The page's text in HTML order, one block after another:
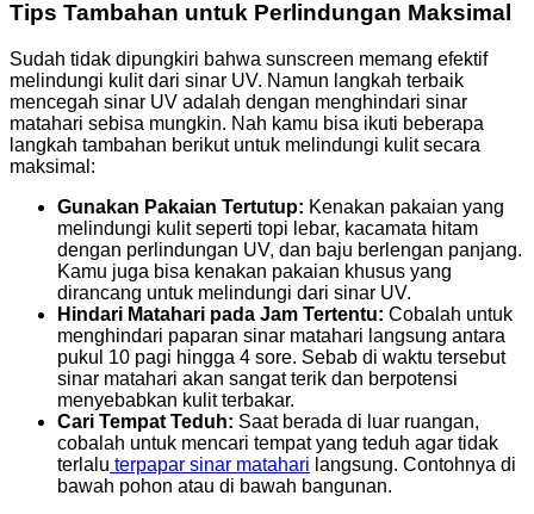
Tips Tambahan untuk Perlindungan Maksimal
Sudah tidak dipungkiri bahwa sunscreen memang efektif
melindungi kulit dari sinar UV. Namun langkah terbaik
mencegah sinar UV adalah dengan menghindari sinar
matahari sebisa mungkin. Nah kamu bisa ikuti beberapa
langkah tambahan berikut untuk melindungi kulit secara
maksimal:
Gunakan Pakaian Tertutup: Kenakan pakaian yang
melindungi kulit seperti topi lebar, kacamata hitam
dengan perlindungan UV, dan baju berlengan panjang.
Kamu juga bisa kenakan pakaian khusus yang
dirancang untuk melindungi dari sinar UV.
Hindari Matahari pada Jam Tertentu: Cobalah untuk
menghindari paparan sinar matahari langsung antara
pukul 10 pagi hingga 4 sore. Sebab di waktu tersebut
sinar matahari akan sangat terik dan berpotensi
menyebabkan kulit terbakar.
Cari Tempat Teduh: Saat berada di luar ruangan,
cobalah untuk mencari tempat yang teduh agar tidak
terlalu terpapar sinar matahari langsung. Contohnya di
bawah pohon atau di bawah bangunan.